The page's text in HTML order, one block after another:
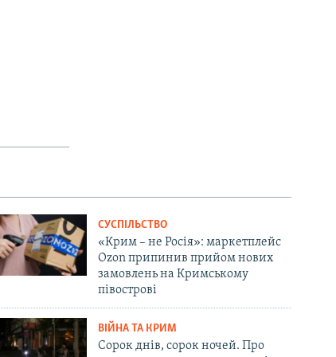
СУСПІЛЬСТВО
«Крим – не Росія»: маркетплейс
Ozon припинив прийом нових
замовлень на Кримському
півострові
ВІЙНА ТА КРИМ
Сорок днів, сорок ночей. Про